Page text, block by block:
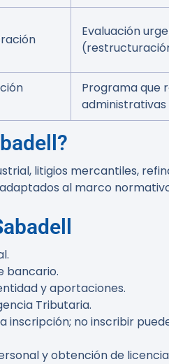
Evaluación
Programa que
administrativas
litigios mercantiles,
al marco
bancario.
y aportaciones.
Tributaria.
inscripción; no inscribir
y obtención de